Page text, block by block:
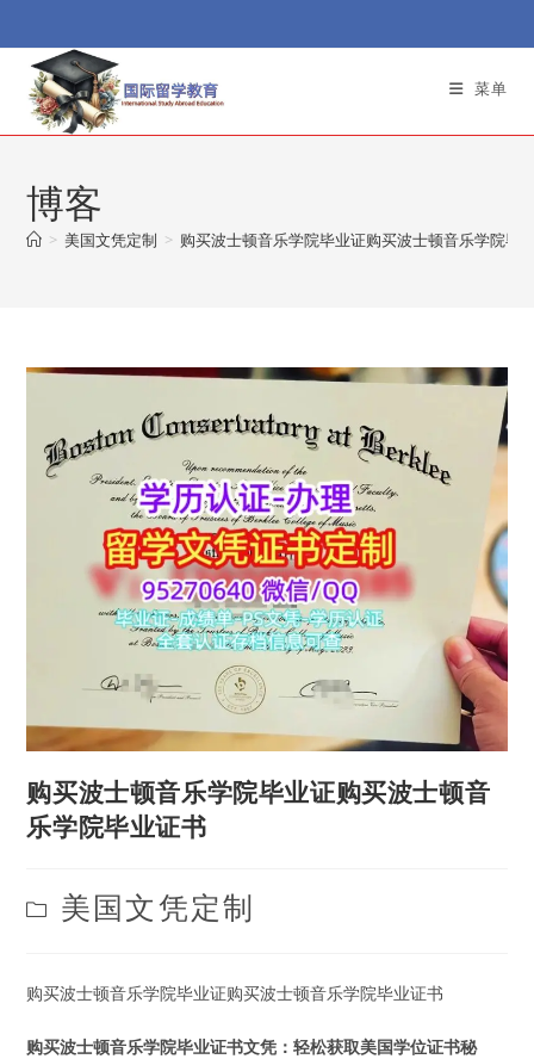
to
content
菜单
博客
> 美国文凭定制 > 购买波士顿音乐学院毕业证购买波士顿音乐学院毕
购买波士顿音乐学院毕业证购买波士顿音
乐学院毕业证书
Post
category:
美国文凭定制
购买波士顿音乐学院毕业证购买波士顿音乐学院毕业证书
购买波士顿音乐学院毕业证书文凭：轻松获取美国学位证书秘